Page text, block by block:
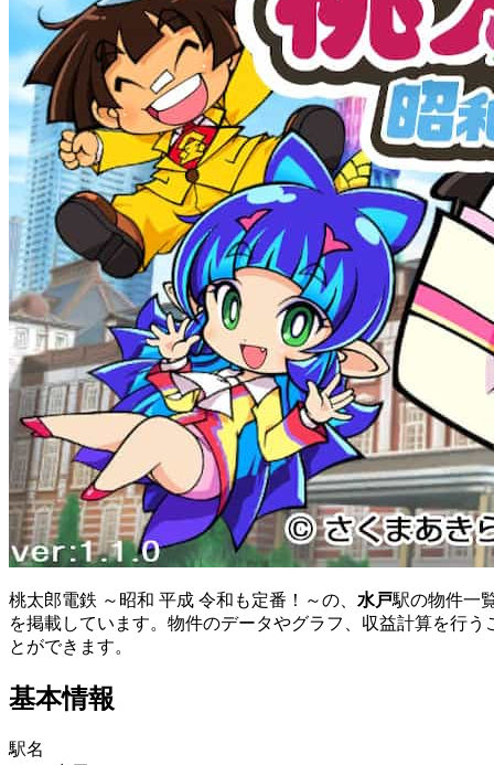
桃太郎電鉄 ～昭和 平成 令和も定番！～の、 水戸駅の物件一
を掲載しています。物件のデータやグラフ、収益計算を行う
とができます。
基本情報
駅名